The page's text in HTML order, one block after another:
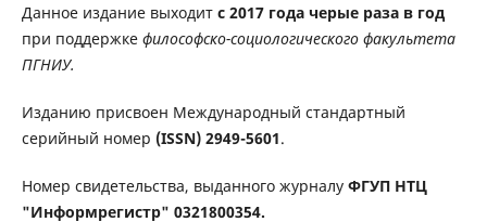
Данное издание выходит с 2017 года черые раза в год
при поддержкефилософско-социологического факультета
ПГНИУ.
Изданию присвоен Международный стандартный
серийный номер (ISSN) 2949-5601.
Номер свидетельства, выданного журналу ФГУП НТЦ
"Информрегистр" 0321800354.